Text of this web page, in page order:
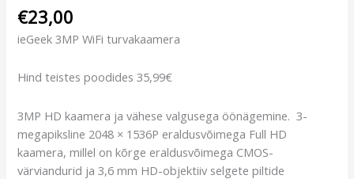
€23,00
ieGeek 3MP WiFi turvakaamera
Hind teistes poodides 35,99€
3MP HD kaamera ja vähese valgusega öönägemine. 3-
megapiksline 2048 × 1536P eraldusvõimega Full HD
kaamera, millel on kõrge eraldusvõimega CMOS-
värviandurid ja 3,6 mm HD-objektiiv selgete piltide